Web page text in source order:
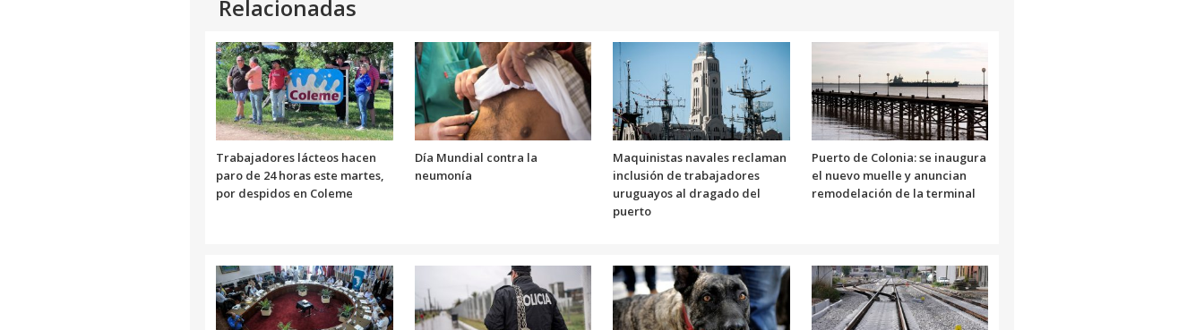
Relacionadas
Trabajadores lácteos hacen
paro de 24 horas este martes,
por despidos en Coleme
Día Mundial contra la
neumonía
Maquinistas navales reclaman
inclusión de trabajadores
uruguayos al dragado del
puerto
Puerto de Colonia: se inaugura
el nuevo muelle y anuncian
remodelación de la terminal